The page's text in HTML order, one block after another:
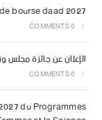
bourse daad 2027
/
0 COMMENTS
الإعلان عن جائزة مجلس
/
0 COMMENTS
du Programmes